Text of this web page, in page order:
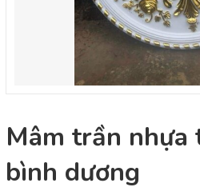
Mâm trần nhựa
bình dương